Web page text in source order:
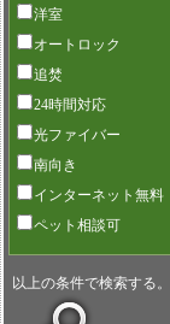
洋室
オートロック
追焚
24時間対応
光ファイバー
南向き
インターネット無料
ペット相談可
以上の条件で検索する。